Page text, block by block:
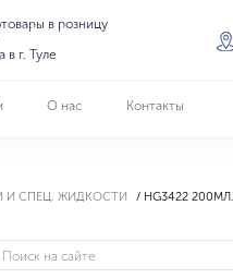
в розницу
в г. Туле
О нас Контакты
И СПЕЦ. ЖИДКОСТИ HG3422